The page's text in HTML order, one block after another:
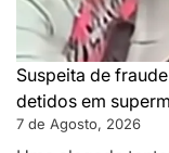
Suspeita de
detidos em
7 de Agosto, 2026